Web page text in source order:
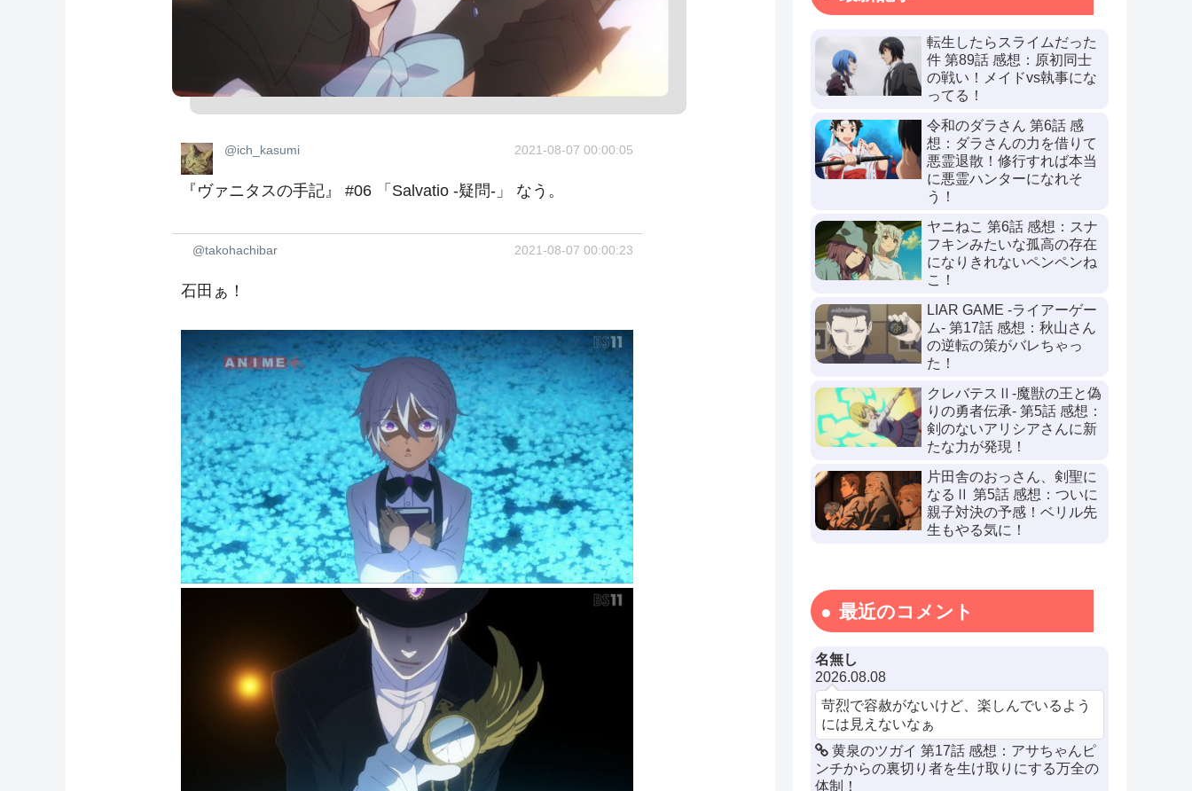
@ich_kasumi 2021-08-07 00:00:05
『ヴァニタスの手記』 #06 「Salvatio -疑問-」 なう。
@takohachibar 2021-08-07 00:00:23
石田ぁ！
転生したらスライムだった
件 第89話 感想：原初同士
の戦い！メイドvs執事にな
ってる！
令和のダラさん 第6話 感
想：ダラさんの力を借りて
悪霊退散！修行すれば本当
に悪霊ハンターになれそ
う！
ヤニねこ 第6話 感想：スナ
フキンみたいな孤高の存在
になりきれないペンペンね
こ！
LIAR GAME -ライアーゲー
ム- 第17話 感想：秋山さん
の逆転の策がバレちゃっ
た！
クレバテスⅡ-魔獣の王と偽
りの勇者伝承- 第5話 感想：
剣のないアリシアさんに新
たな力が発現！
片田舎のおっさん、剣聖に
なるⅡ 第5話 感想：ついに
親子対決の予感！ベリル先
生もやる気に！
最近のコメント
名無し
2026.08.08
苛烈で容赦がないけど、楽しんでいるよう
には見えないなぁ
黄泉のツガイ 第17話 感想：アサちゃんピ
ンチからの裏切り者を生け取りにする万全の
体制！